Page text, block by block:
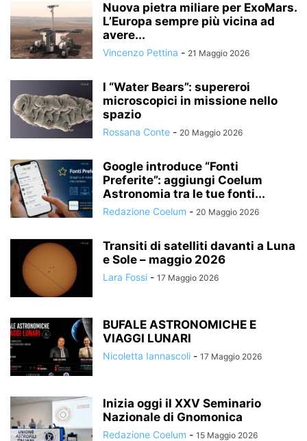
Nuova pietra miliare per ExoMars.
L’Europa sempre più vicina ad
avere...
Vincenzo Pettina - 21 Maggio 2026
I “Water Bears”: supereroi
microscopici in missione nello
spazio
Rossana Conte - 20 Maggio 2026
Google introduce “Fonti
Preferite”: aggiungi Coelum
Astronomia tra le tue fonti...
Redazione Coelum - 20 Maggio 2026
Transiti di satelliti davanti a Luna
e Sole – maggio 2026
Lara Fossi - 17 Maggio 2026
BUFALE ASTRONOMICHE E
VIAGGI LUNARI
Nicoletta Iannascoli - 17 Maggio 2026
Inizia oggi il XXV Seminario
Nazionale di Gnomonica
Redazione Coelum - 15 Maggio 2026